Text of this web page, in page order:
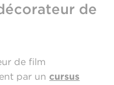
de
de film
par uncursus